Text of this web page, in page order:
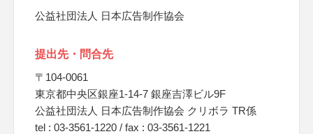
公益社団法人 日本広告制作協会
提出先・問合先
〒104-0061
東京都中央区銀座1-14-7 銀座吉澤ビル9F
公益社団法人 日本広告制作協会 クリボラ TR係
tel : 03-3561-1220 / fax : 03-3561-1221